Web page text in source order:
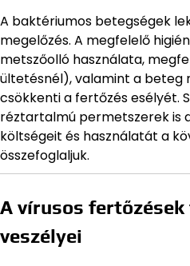
A baktériumos betegségek
megelőzés. A megfelelő
metszőolló használata,
ültetésnél), valamint a beteg
csökkenti a fertőzés esélyét.
réztartalmú permetszerek is
költségeit és használatát a
összefoglaljuk.
A vírusos
veszélyei